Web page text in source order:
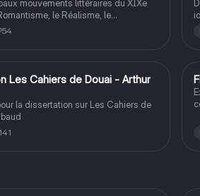
mouvements littéraires du XIXe
le Réalisme, le
et le Surréalisme. Cette
les thèmes, esthétiques, procédés et
résumé.
54
Les Cahiers de Douai - Arthur
la dissertation sur Les Cahiers de